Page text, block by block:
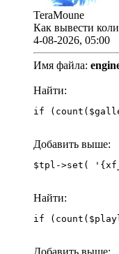
TeraMoune
Как вывести
4-08-2026, 05:00
Имя файла:
Найти:
if
Добавить выше:
Найти:
if